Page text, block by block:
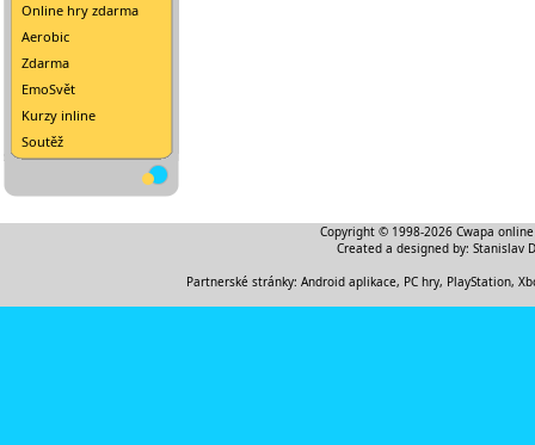
Online hry zdarma
Aerobic
Zdarma
EmoSvět
Kurzy inline
Soutěž
Copyright © 1998-2026 Cwapa
Created a designed by: Stanislav
Partnerské stránky: Android aplikace, PC hry, PlayStation,